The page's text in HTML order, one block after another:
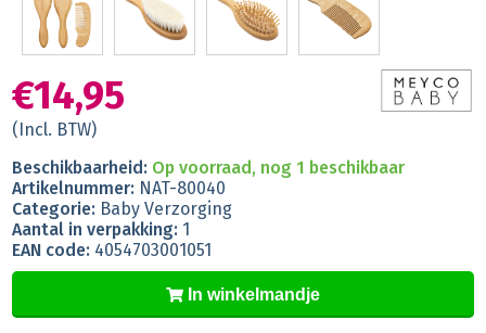
€14,95
(Incl. BTW)
Beschikbaarheid: Op voorraad, nog 1 beschikbaar
Artikelnummer: NAT-80040
Categorie: Baby Verzorging
Aantal in verpakking: 1
EAN code: 4054703001051
In winkelmandje